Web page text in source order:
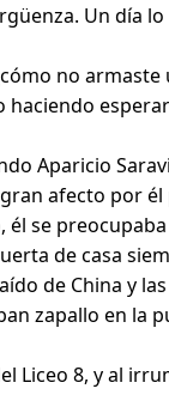
Un día
no
Aparicio
afecto por
se
de casa
de China y
zapallo en la
Liceo 8, y al